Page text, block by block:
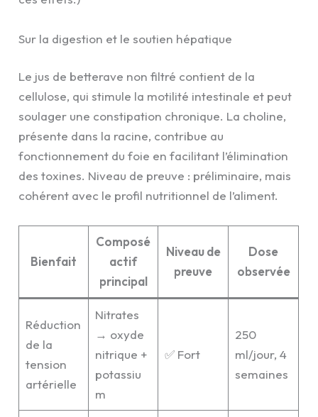
Sur la digestion et le soutien hépatique
Le jus de betterave non filtré contient de la
cellulose, qui stimule la motilité intestinale et peut
soulager une constipation chronique. La choline,
présente dans la racine, contribue au
fonctionnement du foie en facilitant l’élimination
des toxines. Niveau de preuve : préliminaire, mais
cohérent avec le profil nutritionnel de l’aliment.
Bienfait
Composé
actif
principal
Niveau de
preuve
Dose
observée
Réduction
de la
tension
artérielle
Nitrates
→ oxyde
nitrique +
potassiu
m
✅ Fort
250
ml/jour, 4
semaines